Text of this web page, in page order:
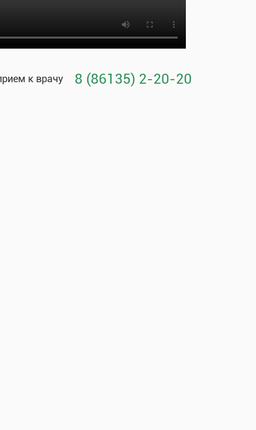
к врачу 8 (86135) 2-20-20